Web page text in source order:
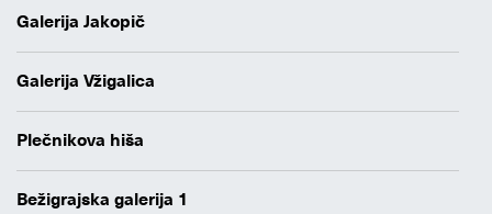
Galerija Jakopič
Galerija Vžigalica
Plečnikova hiša
Bežigrajska galerija 1